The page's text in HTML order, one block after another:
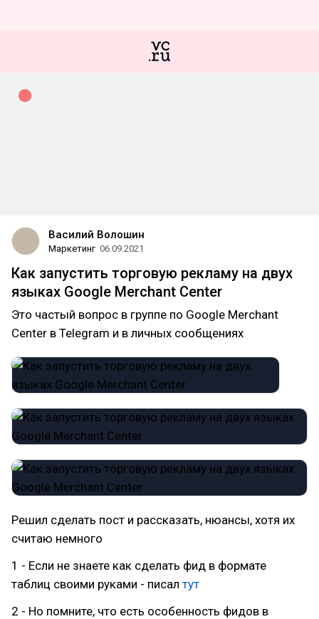
Василий Волошин
Маркетинг 06.09.2021
Как запустить торговую рекламу на двух
языках Google Merchant Center
Это частый вопрос в группе по Google Merchant
Center в Telegram и в личных сообщениях
Решил сделать пост и рассказать, нюансы, хотя их
считаю немного
1 - Если не знаете как сделать фид в формате
таблиц своими руками - писал тут
2 - Но помните, что есть особенность фидов в